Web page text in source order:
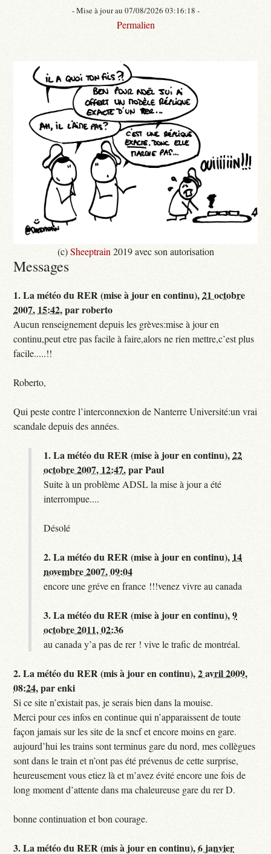
- Mise à jour au 07/08/2026 03:16:18 -
Permalien
(c)Sheeptrain 2019 avec son autorisation
Messages
1.La météo du RER (mise à jour en continu),21 octobre
2007, 15:42,parroberto
Aucun renseignement depuis les grèves:mise à jour en
continu,peut etre pas facile à faire,alors ne rien mettre,c’est plus
facile.....!!
Roberto,
Qui peste contre l’interconnexion de Nanterre Université:un vrai
scandale depuis des années.
1.La météo du RER (mise à jour en continu),22
octobre 2007, 12:47,parPaul
Suite à un problème ADSL la mise à jour a été
interrompue....
Désolé
2.La météo du RER (mise à jour en continu), 14
novembre 2007, 09:04
encore une gréve en france !!!venez vivre au canada
3.La météo du RER (mise à jour en continu),9
octobre 2011, 02:36
au canada y’a pas de rer ! vive le trafic de montréal.
2.La météo du RER (mis à jour en continu),2 avril 2009,
08:24,parenki
Si ce site n’existait pas, je serais bien dans la mouise.
Merci pour ces infos en continue qui n’apparaissent de toute
façon jamais sur les site de la sncf et encore moins en gare.
aujourd’hui les trains sont terminus gare du nord, mes collègues
sont dans le train et n’ont pas été prévenus de cette surprise,
heureusement vous etiez là et m’avez évité encore une fois de
long moment d’attente dans ma chaleureuse gare du rer D.
bonne continuation et bon courage.
3.La météo du RER (mis à jour en continu),6 janvier